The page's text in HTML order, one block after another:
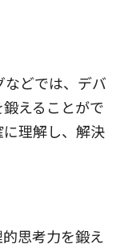
どでは、デバ
えることがで
理解し、解決
思考力を鍛え